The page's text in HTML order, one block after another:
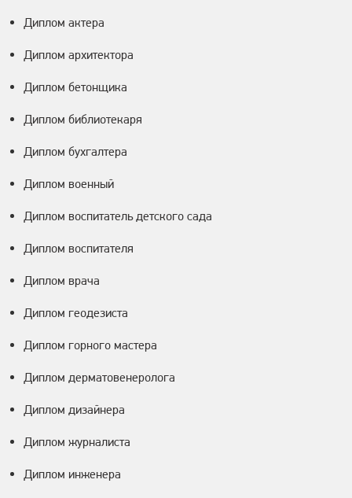
Диплом актера
Диплом архитектора
Диплом бетонщика
Диплом библиотекаря
Диплом бухгалтера
Диплом военный
Диплом воспитатель детского сада
Диплом воспитателя
Диплом врача
Диплом геодезиста
Диплом горного мастера
Диплом дерматовенеролога
Диплом дизайнера
Диплом журналиста
Диплом инженера